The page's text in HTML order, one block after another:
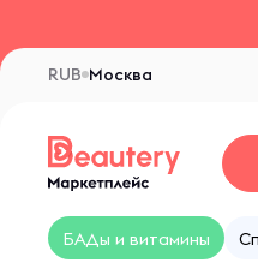
Москва
RUB
БАДы и витамины